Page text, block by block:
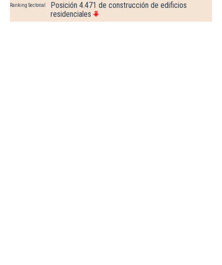
Ranking Sectorial
Posición 4.471 de construcción de edificios
residenciales